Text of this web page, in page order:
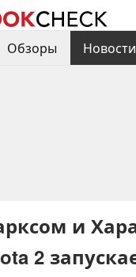
Обзоры Новости
и
2